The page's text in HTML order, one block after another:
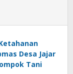
Desa Jajar
Tani